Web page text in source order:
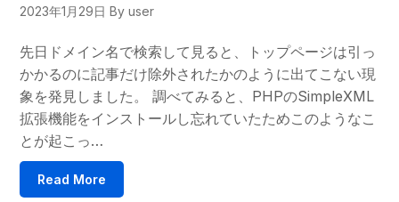
2023年1月29日 By user
先日ドメイン名で検索して見ると、トップページは引っ
かかるのに記事だけ除外されたかのように出てこない現
象を発見しました。 調べてみると、PHPのSimpleXML
拡張機能をインストールし忘れていたためこのようなこ
とが起こっ…
Read More